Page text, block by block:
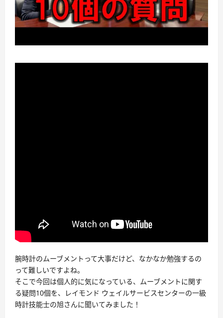
腕時計のムーブメントって大事だけど、なかなか勉強するの
って難しいですよね。
そこで今回は個人的に気になっている、ムーブメントに関す
る疑問10個を、レイモンド ウェイルサービスセンターの一級
時計技能士の旭さんに聞いてみました！